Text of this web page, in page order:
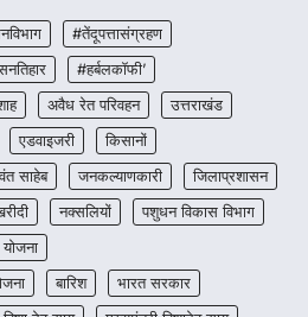
और किसानों की आय…
माह की अनुष्का को मिला नया
योजना से संभव हुई सफल सर्जरी
Khabar August 7, 2026
राष्ट्रीय बाल स्वास्थ्य कार्यक्रम (चिरायु) के तहत
की 5 माह की मासूम…
#तेंदूपत्तासंग्रहण
#हर्बलकॉफी’
अवैध रेत परिवहन
उत्तराखंड
एडवाइजरी
किसानों
साहेब जनकल्याणकारी
जिलाप्रशासन
नक्सलियों
पशुधन विकास विभाग
बारिश
भारत सरकार